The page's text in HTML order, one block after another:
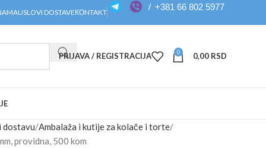
USLOVI DOSTAVEКОNTAKT
/ +381 66 802 5977
PRIJAVA / REGISTRACIJA 0 0,00 RSD
dostavu Ambalaža i kutije za kolače i torte
providna, 500 kom